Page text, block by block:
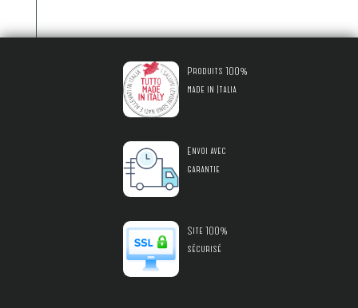
Produits 100%
made in Italia
Envoi avec
garantie
Site 100%
sécurisé